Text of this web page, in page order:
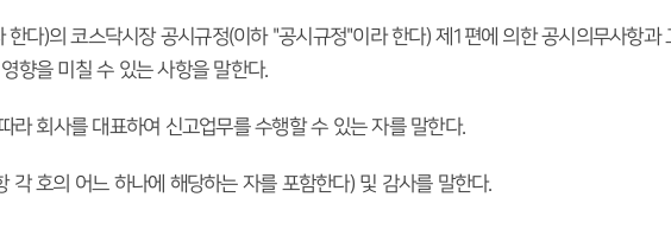
다)의 코스닥시장 공시규정(이하 "공시규정"이라 한다) 제1편에 의한 공시의무사항과
향을 미칠 수 있는 사항을 말한다.
회사를 대표하여 신고업무를 수행할 수 있는 자를 말한다.
각 호의 어느 하나에 해당하는 자를 포함한다) 및 감사를 말한다.